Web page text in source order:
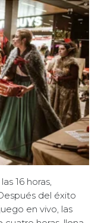
16 horas,
del éxito
en vivo, las